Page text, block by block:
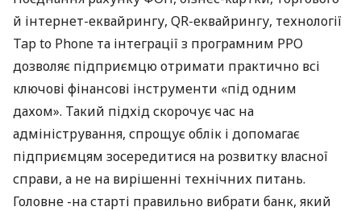
й інтернет-еквайрингу, QR-еквайрингу, технології
Tap to Phone та інтеграції з програмним РРО
дозволяє підприємцю отримати практично всі
ключові фінансові інструменти «під одним
дахом». Такий підхід скорочує час на
адміністрування, спрощує облік і допомагає
підприємцям зосередитися на розвитку власної
справи, а не на вирішенні технічних питань.
Головне -на старті правильно вибрати банк, який